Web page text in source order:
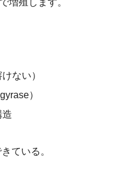
ない）
）
造
ている。